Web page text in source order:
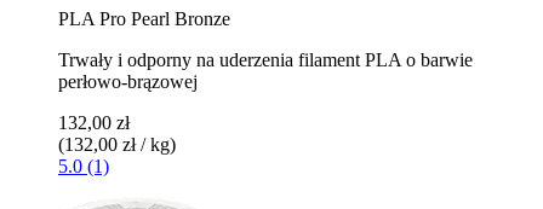
PLA Pro Pearl Bronze
Trwały i odporny na uderzenia filament PLA o barwie
perłowo-brązowej
132,00 zł
(132,00 zł / kg)
5.0 (1)